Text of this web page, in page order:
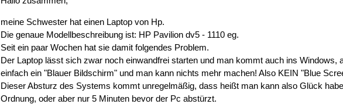
meine Schwester hat einen Laptop von Hp.
Die genaue Modellbeschreibung ist: HP Pavilion dv5 - 1110 eg.
Seit ein paar Wochen hat sie damit folgendes Problem.
Der Laptop lässt sich zwar noch einwandfrei starten und man kommt auch ins Windows,
einfach ein "Blauer Bildschirm" und man kann nichts mehr machen! Also KEIN "Blue
Dieser Absturz des Systems kommt unregelmäßig, dass heißt man kann also Glück
Ordnung, oder aber nur 5 Minuten bevor der Pc abstürzt.